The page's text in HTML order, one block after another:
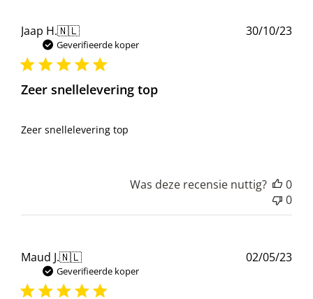
Jaap H.🇳🇱
Geverifieerde koper
Zeer snellelevering top
Zeer snellelevering top
30/10/23
Was deze recensie nuttig?
0
0
Maud J.🇳🇱
Geverifieerde koper
02/05/23